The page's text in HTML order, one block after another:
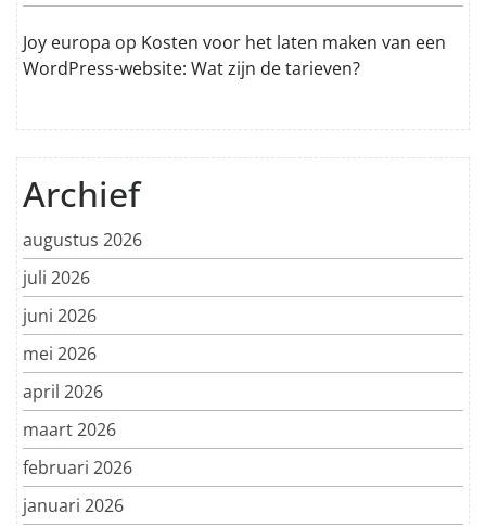
Joy europa op Kosten voor het laten maken van een
WordPress-website: Wat zijn de tarieven?
Archief
augustus 2026
juli 2026
juni 2026
mei 2026
april 2026
maart 2026
februari 2026
januari 2026